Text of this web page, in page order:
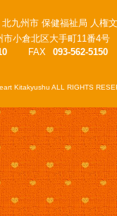
九州市 保健福祉局 人権
市小倉北区大手町11番4
FAX 093-562-5150
Kitakyushu ALL RIGHTS